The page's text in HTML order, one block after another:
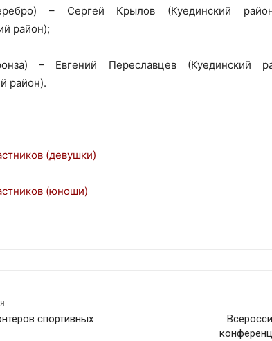
– Сергей Крылов (Куединский
район);
– Евгений Переславцев (Куединский
район).
(девушки)
(юноши)
спортивных